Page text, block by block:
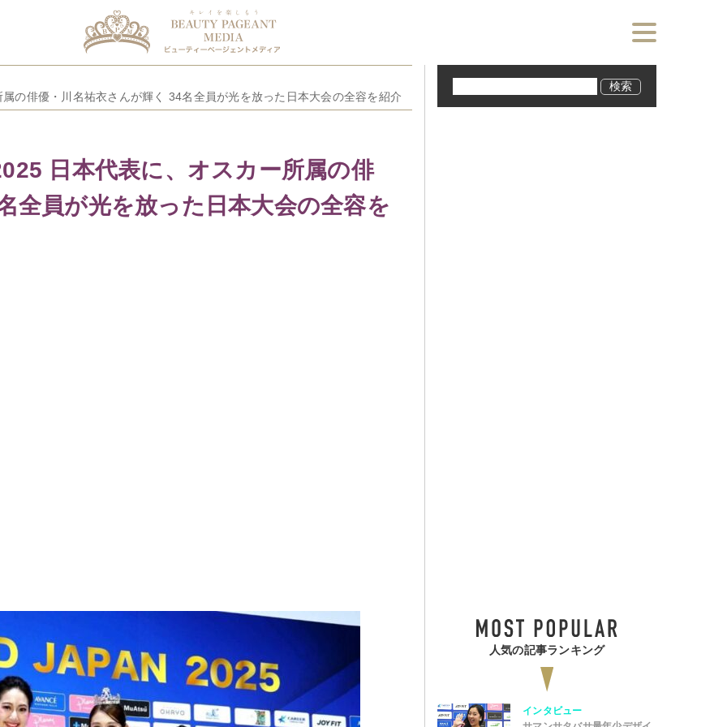
の俳優・川名祐衣さんが輝く 34名全員が光を放った日本大会の全容を紹介
日本代表に、オスカー所属の俳
全員が光を放った日本大会の全容を
人気の記事ランキング
インタビュー